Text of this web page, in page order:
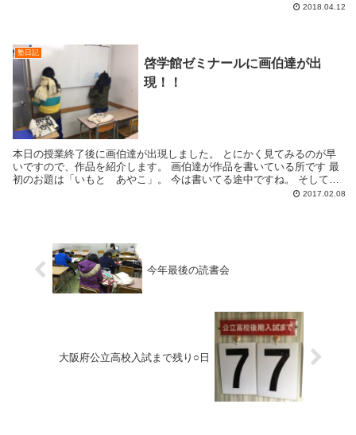
2018.04.12
塾日記
啓学館ゼミナールに画伯達が出
現！！
本日の授業終了後に画伯達が出現しました。 とにかく見てみるのが早
いですので、作品を紹介します。 画伯達が作品を書いている所です 最
初のお題は「いもと あやこ」。 今は書いてる途中ですね。 そして出
2017.02.08
今年最後の読書会
大阪府公立高校入試まで残り○日